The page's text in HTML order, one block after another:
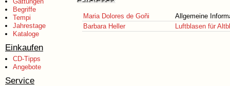
Begriffe
Tempi
Jahrestage
Kataloge
Einkaufen
CD-Tipps
Angebote
Service
Maria Dolores de Goñi
Allgemeine
Barbara Heller
Luftblasen für